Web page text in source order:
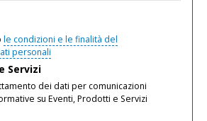
le condizioni e le finalità del
personali
Servizi
dei dati per comunicazioni
su Eventi, Prodotti e Servizi